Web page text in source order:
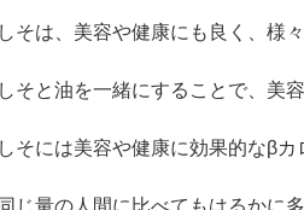
「ごごナマ」しその健
しそは、美容や健康にも良く、様